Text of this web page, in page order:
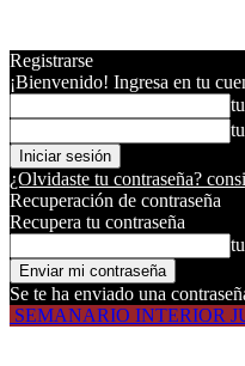
Registrarse
¡Bienvenido! Ingresa en tu
¿Olvidaste tu contraseña?
Recuperación de contraseña
Recupera tu contraseña
Se te ha enviado una
SEMANARIO INTERIOR